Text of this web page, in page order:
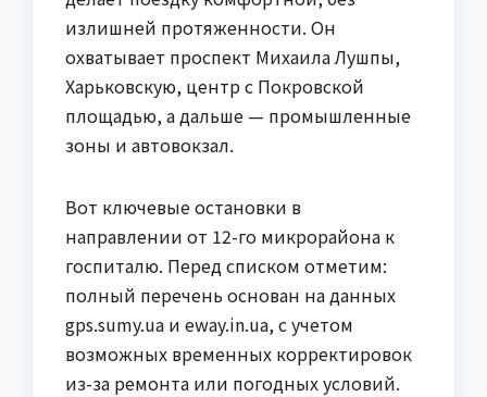
излишней протяженности. Он
охватывает проспект Михаила Лушпы,
Харьковскую, центр с Покровской
площадью, а дальше — промышленные
зоны и автовокзал.
Вот ключевые остановки в
направлении от 12-го микрорайона к
госпиталю. Перед списком отметим:
полный перечень основан на данных
gps.sumy.ua и eway.in.ua, с учетом
возможных временных корректировок
из-за ремонта или погодных условий.